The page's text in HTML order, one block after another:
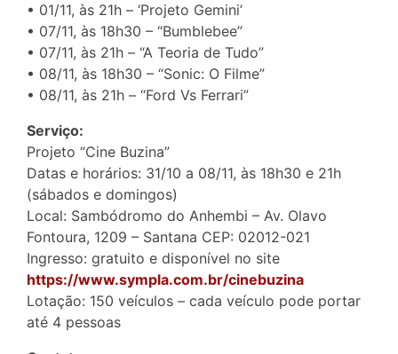
• 01/11, às 21h – ‘Projeto Gemini’
• 07/11, às 18h30 – “Bumblebee”
• 07/11, às 21h – “A Teoria de Tudo”
• 08/11, às 18h30 – “Sonic: O Filme”
• 08/11, às 21h – “Ford Vs Ferrari”
Serviço:
Projeto “Cine Buzina”
Datas e horários: 31/10 a 08/11, às 18h30 e 21h
(sábados e domingos)
Local: Sambódromo do Anhembi – Av. Olavo
Fontoura, 1209 – Santana CEP: 02012-021
Ingresso: gratuito e disponível no site
https://www.sympla.com.br/cinebuzina
Lotação: 150 veículos – cada veículo pode portar
até 4 pessoas